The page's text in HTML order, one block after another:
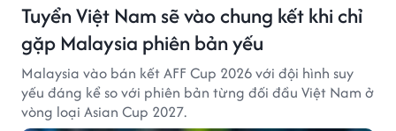
Tuyển Việt Nam sẽ vào chung kết khi chỉ
gặp Malaysia phiên bản yếu
Malaysia vào bán kết AFF Cup 2026 với đội hình suy
yếu đáng kể so với phiên bản từng đối đầu Việt Nam ở
vòng loại Asian Cup 2027.